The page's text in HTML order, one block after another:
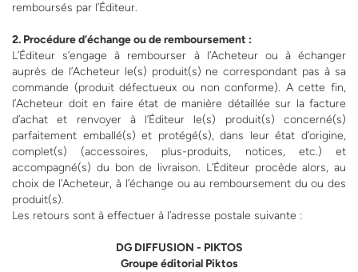
remboursés par l’Éditeur.
2. Procédure d’échange ou de remboursement :
L’Éditeur s’engage à rembourser à l’Acheteur ou à échanger
auprès de l’Acheteur le(s) produit(s) ne correspondant pas à sa
commande (produit défectueux ou non conforme). A cette fin,
l’Acheteur doit en faire état de manière détaillée sur la facture
d’achat et renvoyer à l’Éditeur le(s) produit(s) concerné(s)
parfaitement emballé(s) et protégé(s), dans leur état d’origine,
complet(s) (accessoires, plus-produits, notices, etc.) et
accompagné(s) du bon de livraison. L’Éditeur procède alors, au
choix de l’Acheteur, à l’échange ou au remboursement du ou des
produit(s).
Les retours sont à effectuer à l’adresse postale suivante :
DG DIFFUSION - PIKTOS
Groupe éditorial Piktos